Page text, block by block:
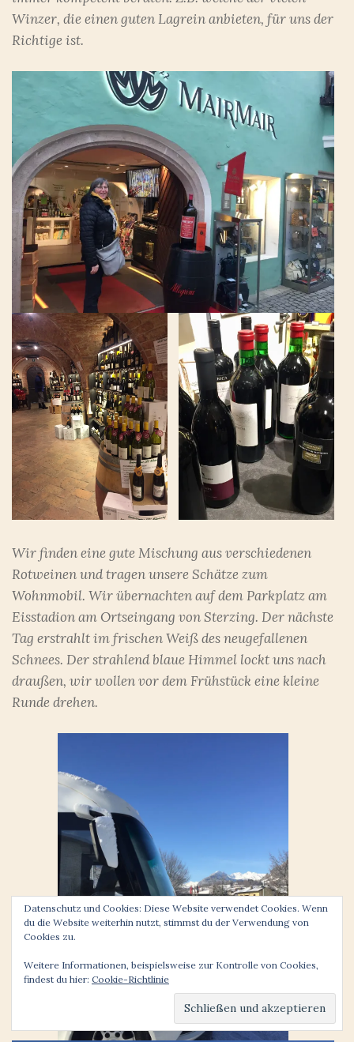
Winzer, die einen guten Lagrein anbieten, für uns der
Richtige ist.
Wir finden eine gute Mischung aus verschiedenen
Rotweinen und tragen unsere Schätze zum
Wohnmobil. Wir übernachten auf dem Parkplatz am
Eisstadion am Ortseingang von Sterzing. Der nächste
Tag erstrahlt im frischen Weiß des neugefallenen
Schnees. Der strahlend blaue Himmel lockt uns nach
draußen, wir wollen vor dem Frühstück eine kleine
Runde drehen.
Datenschutz und Cookies: Diese Website verwendet Cookies. Wenn
du die Website weiterhin nutzt, stimmst du der Verwendung von
Cookies zu.
Weitere Informationen, beispielsweise zur Kontrolle von Cookies,
findest du hier: Cookie-Richtlinie